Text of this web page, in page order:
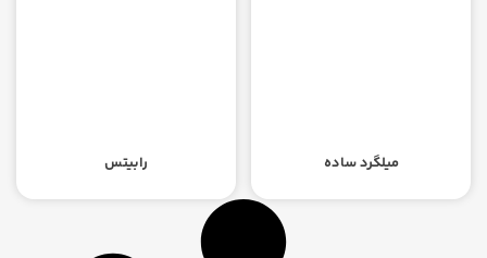
میلگرد ساده رابیتس